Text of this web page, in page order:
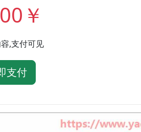
￥
,支付可见
支付